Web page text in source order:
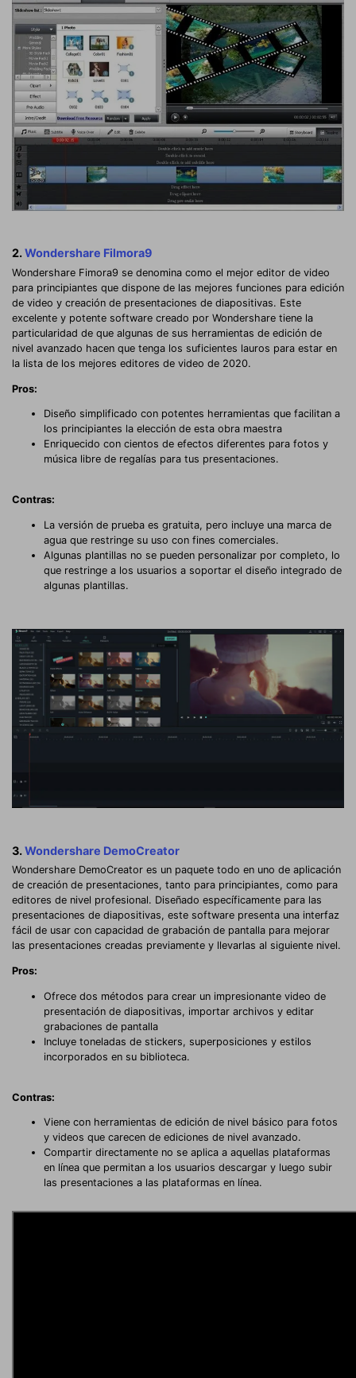
2.Wondershare Filmora9
Wondershare Fimora9 se denomina como el mejor editor de video
para principiantes que dispone de las mejores funciones para edición
de video y creación de presentaciones de diapositivas. Este
excelente y potente software creado por Wondershare tiene la
particularidad de que algunas de sus herramientas de edición de
nivel avanzado hacen que tenga los suficientes lauros para estar en
la lista de los mejores editores de video de 2020.
Pros:
Diseño simplificado con potentes herramientas que facilitan a
los principiantes la elección de esta obra maestra
Enriquecido con cientos de efectos diferentes para fotos y
música libre de regalías para tus presentaciones.
Contras:
La versión de prueba es gratuita, pero incluye una marca de
agua que restringe su uso con fines comerciales.
Algunas plantillas no se pueden personalizar por completo, lo
que restringe a los usuarios a soportar el diseño integrado de
algunas plantillas.
3.Wondershare DemoCreator
Wondershare DemoCreator es un paquete todo en uno de aplicación
de creación de presentaciones, tanto para principiantes, como para
editores de nivel profesional. Diseñado específicamente para las
presentaciones de diapositivas, este software presenta una interfaz
fácil de usar con capacidad de grabación de pantalla para mejorar
las presentaciones creadas previamente y llevarlas al siguiente nivel.
Pros:
Ofrece dos métodos para crear un impresionante video de
presentación de diapositivas, importar archivos y editar
grabaciones de pantalla
Incluye toneladas de stickers, superposiciones y estilos
incorporados en su biblioteca.
Contras:
Viene con herramientas de edición de nivel básico para fotos
y videos que carecen de ediciones de nivel avanzado.
Compartir directamente no se aplica a aquellas plataformas
en línea que permitan a los usuarios descargar y luego subir
las presentaciones a las plataformas en línea.